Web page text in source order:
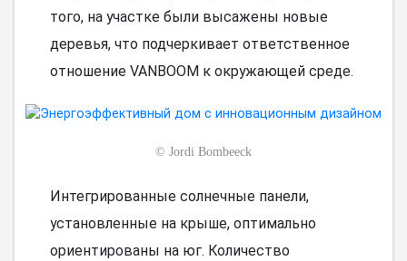
того, на участке были высажены новые
деревья, что подчеркивает ответственное
отношение VANBOOM к окружающей среде.
© Jordi Bombeeck
Интегрированные солнечные панели,
установленные на крыше, оптимально
ориентированы на юг. Количество